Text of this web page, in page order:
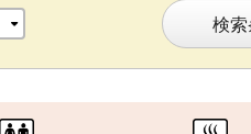
検